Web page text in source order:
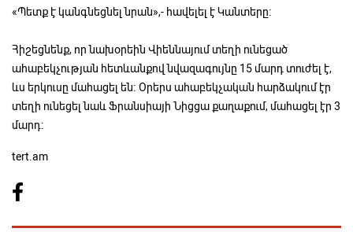
«Պետք է կանգնեցնել նրան»,- հավելել է Կանտերը։
Հիշեցնենք, որ նախօրեին Վիեննայում տեղի ունեցած
ահաբեկչության հետևանքով նվազագույնը 15 մարդ տուժել է,
ևս երկուսը մահացել են։ Օրերս ահաբեկչական հարձակում էր
տեղի ունեցել նաև Ֆրանսիայի Նիցցա քաղաքում, մահացել էր 3
մարդ։
tert.am